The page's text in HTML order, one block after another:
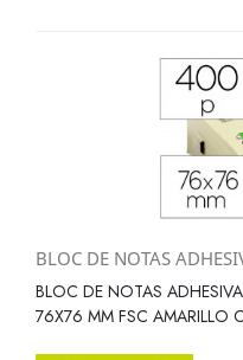
BLOC DE NOTAS
BLOC DE NOTAS
76X76 MM FSC AMARILLO